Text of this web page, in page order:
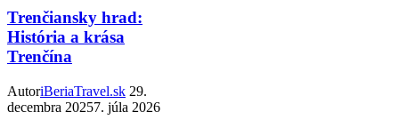
Trenčiansky hrad:
História a krása
Trenčína
AutoriBeriaTravel.sk 29.
decembra 20257. júla 2026